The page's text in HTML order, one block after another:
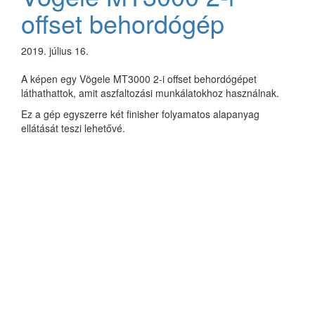
offset behordógép
2019. július 16.
A képen egy Vögele MT3000 2-i offset behordógépet
láthathattok, amit aszfaltozási munkálatokhoz használnak.
Ez a gép egyszerre két finisher folyamatos alapanyag
ellátását teszi lehetővé.